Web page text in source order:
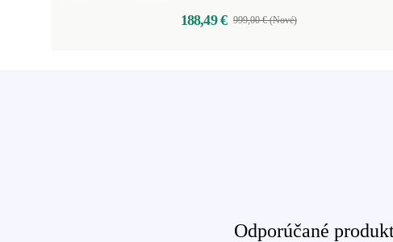
188,49 € 999,00 € (Nové)
Odporúčané